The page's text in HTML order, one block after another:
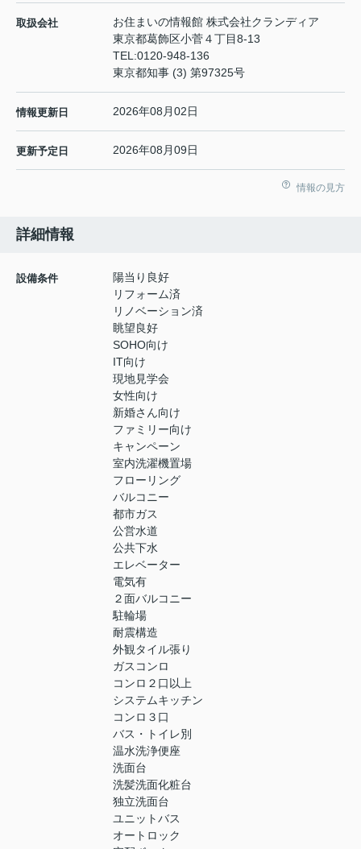
取扱会社
お住まいの情報館 株式会社クランディア
東京都葛飾区小菅４丁目8-13
TEL:0120-948-136
東京都知事 (3) 第97325号
情報更新日 2026年08月02日
更新予定日 2026年08月09日
情報の見方
詳細情報
設備条件
陽当り良好
リフォーム済
リノベーション済
眺望良好
SOHO向け
IT向け
現地見学会
女性向け
新婚さん向け
ファミリー向け
キャンペーン
室内洗濯機置場
フローリング
バルコニー
都市ガス
公営水道
公共下水
エレベーター
電気有
２面バルコニー
駐輪場
耐震構造
外観タイル張り
ガスコンロ
コンロ２口以上
システムキッチン
コンロ３口
バス・トイレ別
温水洗浄便座
洗面台
洗髪洗面化粧台
独立洗面台
ユニットバス
オートロック